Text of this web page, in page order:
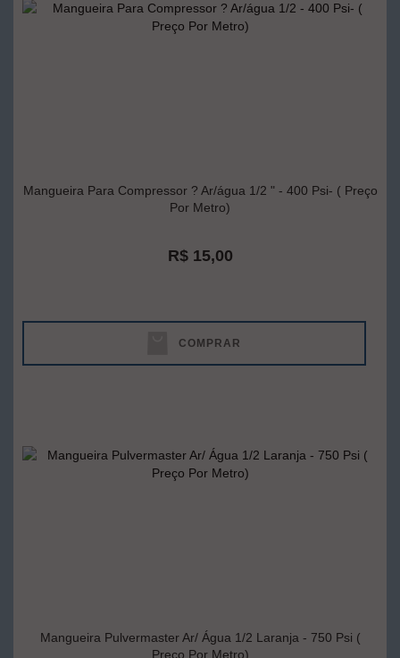
Mangueira Para Compressor ? Ar/água 1/2 " - 400 Psi- ( Preço
Por Metro)
R$ 15,00
COMPRAR
Mangueira Pulvermaster Ar/ Água 1/2 Laranja - 750 Psi (
Preço Por Metro)